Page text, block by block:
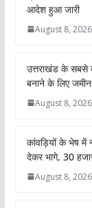
आदेश हुआ जारी
August 8, 2026
उत्तराखंड के सबसे
बनाने के लिए जमीन
August 8, 2026
कांवड़ियों के भेष में
देकर भागे, 30
August 8, 2026